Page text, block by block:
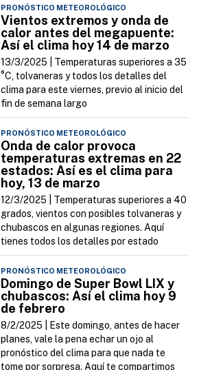
PRONÓSTICO METEOROLÓGICO
Vientos extremos y onda de
calor antes del megapuente:
Así el clima hoy 14 de marzo
13/3/2025 | Temperaturas superiores a 35
°C, tolvaneras y todos los detalles del
clima para este viernes, previo al inicio del
fin de semana largo
PRONÓSTICO METEOROLÓGICO
Onda de calor provoca
temperaturas extremas en 22
estados: Así es el clima para
hoy, 13 de marzo
12/3/2025 | Temperaturas superiores a 40
grados, vientos con posibles tolvaneras y
chubascos en algunas regiones. Aquí
tienes todos los detalles por estado
PRONÓSTICO METEOROLÓGICO
Domingo de Super Bowl LIX y
chubascos: Así el clima hoy 9
de febrero
8/2/2025 |
Este domingo, antes de hacer
planes, vale la pena echar un ojo al
pronóstico del clima para que nada te
tome por sorpresa. Aquí te compartimos